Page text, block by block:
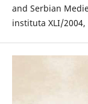
and Serbian
instituta XLI/2004,